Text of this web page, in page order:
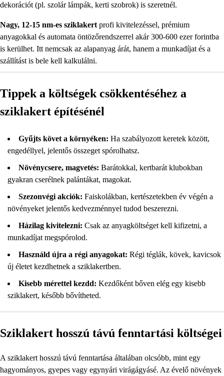
dekorációt (pl. szolár lámpák, kerti szobrok) is szeretnél.
Nagy, 12-15 nm-es sziklakert profi kivitelezéssel, prémium
anyagokkal és automata öntözőrendszerrel akár 300-600 ezer forintba
is kerülhet. Itt nemcsak az alapanyag árát, hanem a munkadíjat és a
szállítást is bele kell kalkulálni.
Tippek a költségek csökkentéséhez a
sziklakert építésénél
Gyűjts követ a környéken: Ha szabályozott keretek között,
engedéllyel, jelentős összeget spórolhatsz.
Növénycsere, magvetés: Barátokkal, kertbarát klubokban
gyakran cserélnek palántákat, magokat.
Szezonvégi akciók: Faiskolákban, kertészetekben év végén a
növényeket jelentős kedvezménnyel tudod beszerezni.
Házilag kivitelezni: Csak az anyagköltséget kell kifizetni, a
munkadíjat megspórolod.
Használd újra a régi anyagokat: Régi téglák, kövek, kavicsok
új életet kezdhetnek a sziklakertben.
Kisebb mérettel kezdd: Kezdőként bőven elég egy kisebb
sziklakert, később bővítheted.
Sziklakert hosszú távú fenntartási költségei
A sziklakert hosszú távú fenntartása általában olcsóbb, mint egy
hagyományos, gyepes vagy egynyári virágágyásé. Az évelő növények